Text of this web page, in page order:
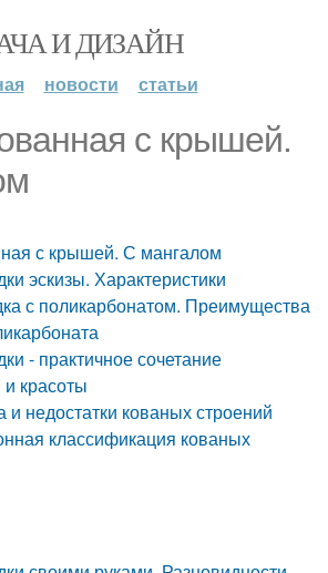
И ДИЗАЙН
новости статьи
с крышей.
с крышей. С мангалом
эскизы. Характеристики
с поликарбонатом. Преимущества
- практичное сочетание
и красоты
и недостатки кованых строений
классификация кованых